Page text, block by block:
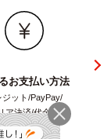
お支払い方法
ジット/PayPay/
ア決済/代金引換